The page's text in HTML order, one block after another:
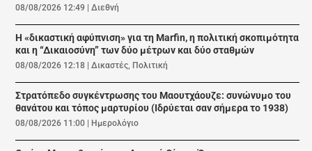
08/08/2026 12:49 |Διεθνή
Η «δικαστική αφύπνιση» για τη Marfin, η πολιτική σκοπιμότητα
και η “Δικαιοσύνη” των δύο μέτρων και δύο σταθμών
08/08/2026 12:18 |Δικαστές, Πολιτική
Στρατόπεδο συγκέντρωσης του Μαουτχάουζε: συνώνυμο του
θανάτου και τόπος μαρτυρίου (Ιδρύεται σαν σήμερα το 1938)
08/08/2026 11:00 Ημερολόγιο